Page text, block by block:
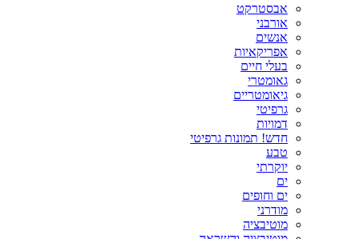
אבסטרקט
אורבני
אנשים
אפריקאיות
בעלי חיים
גאומטרי
גיאומטריים
גרפיטי
דמויות
חדש! תמונות גרפיטי
טבע
יוקרתי
ים
ים וחופים
מודרני
מוטיבציה